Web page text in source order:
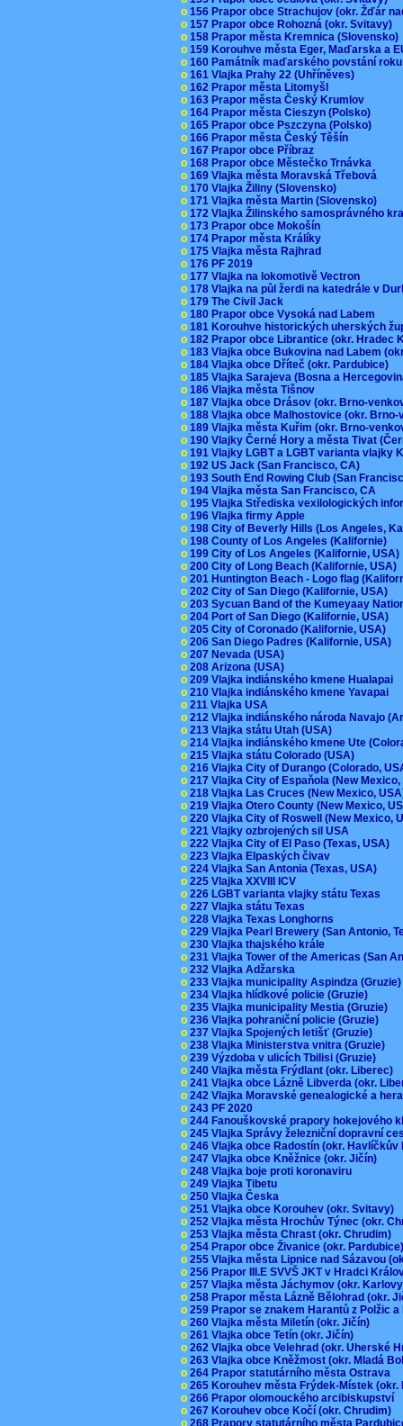
o 156 Prapor obce Strachujov (okr. Žďár
o 157 Prapor obce Rohozná (okr. Svitavy)
o 158 Prapor města Kremnica (Slovensko)
o 159 Korouhve města Eger, Maďarska a
o 160 Památník maďarského povstání
o 161 Vlajka Prahy 22 (Uhříněves)
o 162 Prapor města Litomyšl
o 163 Prapor města Český Krumlov
o 164 Prapor města Cieszyn (Polsko)
o 165 Prapor obce Pszczyna (Polsko)
o 166 Prapor města Český Těšín
o 167 Prapor obce Příbraz
o 168 Prapor obce Městečko Trnávka
o 169 Vlajka města Moravská Třebová
o 170 Vlajka Žiliny (Slovensko)
o 171 Vlajka města Martin (Slovensko)
o 172 Vlajka Žilinského samosprávného
o 173 Prapor obce Mokošín
o 174 Prapor města Králíky
o 175 Vlajka města Rajhrad
o 176 PF 2019
o 177 Vlajka na lokomotivě Vectron
o 178 Vlajka na půl žerdi na katedrále v
o 179 The Civil Jack
o 180 Prapor obce Vysoká nad Labem
o 181 Korouhve historických uherských
o 182 Prapor obce Librantice (okr. Hradec
o 183 Vlajka obce Bukovina nad Labem
o 184 Vlajka obce Dříteč (okr. Pardubice)
o 185 Vlajka Sarajeva (Bosna a
o 186 Vlajka města Tišnov
o 187 Vlajka obce Drásov (okr. Brno-
o 188 Vlajka obce Malhostovice (okr.
o 189 Vlajka města Kuřim (okr. Brno-
o 190 Vlajky Černé Hory a města Tivat
o 191 Vlajky LGBT a LGBT varianta vlajky
o 192 US Jack (San Francisco, CA)
o 193 South End Rowing Club (San
o 194 Vlajka města San Francisco, CA
o 195 Vlajka Střediska vexilologických
o 196 Vlajka firmy Apple
o 198 City of Beverly Hills (Los Angeles,
o 198 County of Los Angeles (Kalifornie)
o 199 City of Los Angeles (Kalifornie,
o 200 City of Long Beach (Kalifornie, USA)
o 201 Huntington Beach - Logo flag
o 202 City of San Diego (Kalifornie, USA)
o 203 Sycuan Band of the Kumeyaay
o 204 Port of San Diego (Kalifornie, USA)
o 205 City of Coronado (Kalifornie, USA)
o 206 San Diego Padres (Kalifornie, USA)
o 207 Nevada (USA)
o 208 Arizona (USA)
o 209 Vlajka indiánského kmene Hualapai
o 210 Vlajka indiánského kmene Yavapai
o 211 Vlajka USA
o 212 Vlajka indiánského národa Navajo
o 213 Vlajka státu Utah (USA)
o 214 Vlajka indiánského kmene Ute
o 215 Vlajka státu Colorado (USA)
o 216 Vlajka City of Durango (Colorado,
o 217 Vlajka City of Espaňola (New
o 218 Vlajka Las Cruces (New Mexico,
o 219 Vlajka Otero County (New Mexico,
o 220 Vlajka City of Roswell (New Mexico,
o 221 Vlajky ozbrojených sil USA
o 222 Vlajka City of El Paso (Texas, USA)
o 223 Vlajka Elpaských čivav
o 224 Vlajka San Antonia (Texas, USA)
o 225 Vlajka XXVIII ICV
o 226 LGBT varianta vlajky státu Texas
o 227 Vlajka státu Texas
o 228 Vlajka Texas Longhorns
o 229 Vlajka Pearl Brewery (San Antonio,
o 230 Vlajka thajského krále
o 231 Vlajka Tower of the Americas (San
o 232 Vlajka Adžarska
o 233 Vlajka municipality Aspindza
o 234 Vlajka hlídkové policie (Gruzie)
o 235 Vlajka municipality Mestia (Gruzie)
o 236 Vlajka pohraniční policie (Gruzie)
o 237 Vlajka Spojených letišť (Gruzie)
o 238 Vlajka Ministerstva vnitra (Gruzie)
o 239 Výzdoba v ulicích Tbilisi (Gruzie)
o 240 Vlajka města Frýdlant (okr. Liberec)
o 241 Vlajka obce Lázně Libverda (okr.
o 242 Vlajka Moravské genealogické a
o 243 PF 2020
o 244 Fanouškovské prapory hokejového
o 245 Vlajka Správy železniční dopravní
o 246 Vlajka obce Radostín (okr.
o 247 Vlajka obce Kněžnice (okr. Jičín)
o 248 Vlajka boje proti koronaviru
o 249 Vlajka Tibetu
o 250 Vlajka Česka
o 251 Vlajka obce Korouhev (okr. Svitavy)
o 252 Vlajka města Hrochův Týnec (okr.
o 253 Vlajka města Chrast (okr. Chrudim)
o 254 Prapor obce Živanice (okr.
o 255 Vlajka města Lipnice nad Sázavou
o 256 Prapor III.E SVVŠ JKT v Hradci
o 257 Vlajka města Jáchymov (okr.
o 258 Prapor města Lázně Bělohrad (okr.
o 259 Prapor se znakem Harantů z Polžic
o 260 Vlajka města Miletín (okr. Jičín)
o 261 Vlajka obce Tetín (okr. Jičín)
o 262 Vlajka obce Velehrad (okr. Uherské
o 263 Vlajka obce Kněžmost (okr. Mladá
o 264 Prapor statutárního města Ostrava
o 265 Korouhev města Frýdek-Místek
o 266 Prapor olomouckého arcibiskupství
o 267 Korouhev obce Kočí (okr. Chrudim)
o 268 Prapory statutárního města